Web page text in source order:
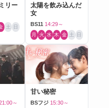
リー
土 日
太陽を飲み込んだ
女
BS11 14:29～
月 火 水 木 金 土 日
～
甘い秘密
BSフジ 15:30～